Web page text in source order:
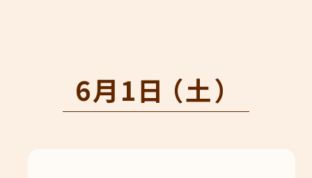
6月1日（土）